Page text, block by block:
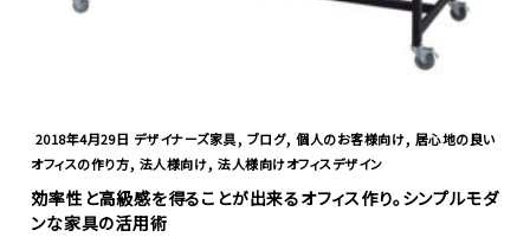
2018年4月29日 デザイナーズ家具, ブログ,個人のお客様向け, 居心地の良い
オフィスの作り方, 法人様向け,法人様向けオフィスデザイン
効率性と高級感を得ることが出来るオフィス作り。シンプルモダ
ンな家具の活用術